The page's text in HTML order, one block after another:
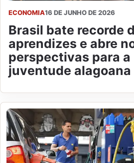
ECONOMIA16 DE JUNHO DE 2026
Brasil bate recorde
aprendizes e abre
perspectivas para a
juventude alagoana